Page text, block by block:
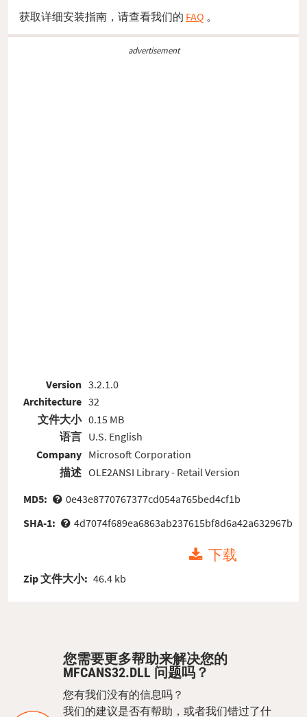
获取详细安装指南，请查看我们的 FAQ 。
advertisement
Version
Architecture
文件大小
语言
Company
描述
3.2.1.0
32
0.15 MB
U.S. English
Microsoft Corporation
OLE2ANSI Library - Retail Version
MD5:
0e43e8770767377cd054a765bed4cf1b
SHA-1:
4d7074f689ea6863ab237615bf8d6a42a632967b
下载
Zip 文件大小: 46.4 kb
您需要更多帮助来解决您的
MFCANS32.DLL 问题吗？
您有我们没有的信息吗？
我们的建议是否有帮助，或者我们错过了什